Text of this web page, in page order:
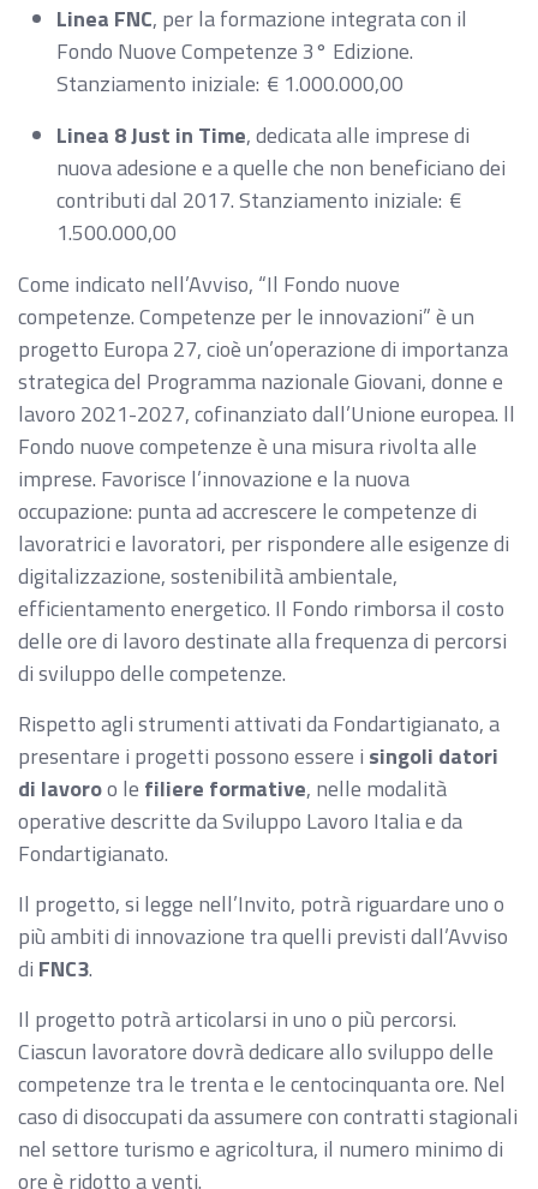
Linea FNC, per la formazione integrata con il
Fondo Nuove Competenze 3° Edizione.
Stanziamento iniziale: € 1.000.000,00
Linea 8 Just in Time, dedicata alle imprese di
nuova adesione e a quelle che non beneficiano dei
contributi dal 2017. Stanziamento iniziale: €
1.500.000,00
Come indicato nell’Avviso, “Il Fondo nuove
competenze. Competenze per le innovazioni” è un
progetto Europa 27, cioè un’operazione di importanza
strategica del Programma nazionale Giovani, donne e
lavoro 2021-2027, cofinanziato dall’Unione europea. ll
Fondo nuove competenze è una misura rivolta alle
imprese. Favorisce l’innovazione e la nuova
occupazione: punta ad accrescere le competenze di
lavoratrici e lavoratori, per rispondere alle esigenze di
digitalizzazione, sostenibilità ambientale,
efficientamento energetico. Il Fondo rimborsa il costo
delle ore di lavoro destinate alla frequenza di percorsi
di sviluppo delle competenze.
Rispetto agli strumenti attivati da Fondartigianato, a
presentare i progetti possono essere i singoli datori
di lavoroo le filiere formative, nelle modalità
operative descritte da Sviluppo Lavoro Italia e da
Fondartigianato.
Il progetto, si legge nell’Invito, potrà riguardare uno o
più ambiti di innovazione tra quelli previsti dall’Avviso
di FNC3.
Il progetto potrà articolarsi in uno o più percorsi.
Ciascun lavoratore dovrà dedicare allo sviluppo delle
competenze tra le trenta e le centocinquanta ore. Nel
caso di disoccupati da assumere con contratti stagionali
nel settore turismo e agricoltura, il numero minimo di
ore è ridotto a venti.